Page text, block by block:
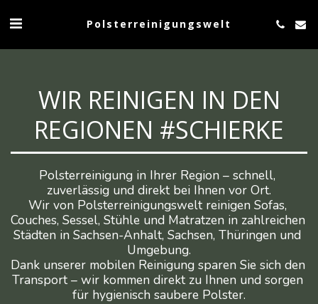
Polsterreinigungswelt
WIR REINIGEN IN DEN
REGIONEN #SCHIERKE
Polsterreinigung in Ihrer Region – schnell,
zuverlässig und direkt bei Ihnen vor Ort.
Wir von Polsterreinigungswelt reinigen Sofas,
Couches, Sessel, Stühle und Matratzen in zahlreichen
Städten in Sachsen-Anhalt, Sachsen, Thüringen und
Umgebung.
Dank unserer mobilen Reinigung sparen Sie sich den
Transport – wir kommen direkt zu Ihnen und sorgen
für hygienisch saubere Polster.